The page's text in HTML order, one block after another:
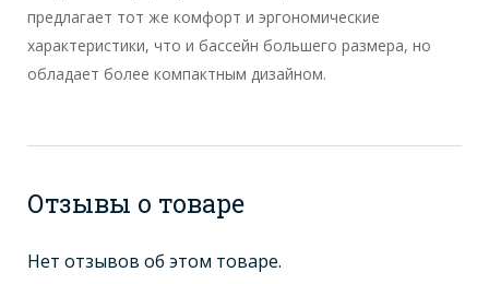
предлагает тот же комфорт и эргономические
характеристики, что и бассейн большего размера, но
обладает более компактным дизайном.
Отзывы о товаре
Нет отзывов об этом товаре.